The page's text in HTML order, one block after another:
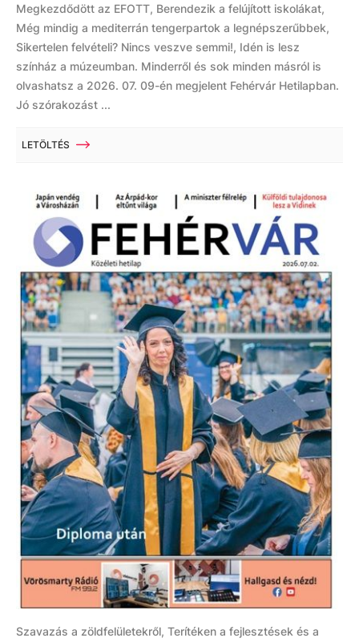
Megkezdődött az EFOTT, Berendezik a felújított iskolákat,
Még mindig a mediterrán tengerpartok a legnépszerűbbek,
Sikertelen felvételi? Nincs veszve semmi!, Idén is lesz
színház a múzeumban. Minderről és sok minden másról is
olvashatsz a 2026. 07. 09-én megjelent Fehérvár Hetilapban.
Jó szórakozást ...
LETÖLTÉS
Szavazás a zöldfelületekről, Terítéken a fejlesztések és a